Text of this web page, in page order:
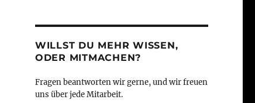
WILLST DU MEHR WISSEN,
ODER MITMACHEN?
Fragen beantworten wir gerne, und wir freuen
uns über jede Mitarbeit.